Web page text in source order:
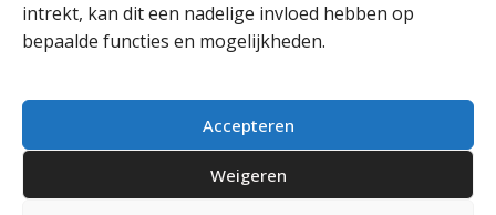
intrekt, kan dit een nadelige invloed hebben op
bepaalde functies en mogelijkheden.
Accepteren
Weigeren